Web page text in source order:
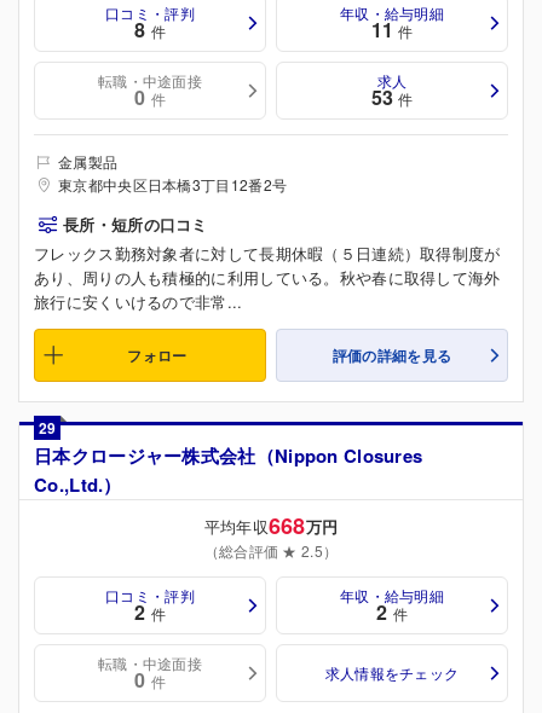
口コミ・評判
8 件
年収・給与明細
11 件
転職・中途面接
0 件
求人
53 件
金属製品
東京都中央区日本橋3丁目12番2号
長所・短所の口コミ
フレックス勤務対象者に対して長期休暇（５日連続）取得制度が
あり、周りの人も積極的に利用している。秋や春に取得して海外
旅行に安くいけるので非常...
フォロー 評価の詳細を見る
29
日本クロージャー株式会社（Nippon Closures
Co.,Ltd.）
平均年収668万円
（総合評価 ★ 2.5）
口コミ・評判
2 件
年収・給与明細
2 件
転職・中途面接
0 件 求人情報をチェック